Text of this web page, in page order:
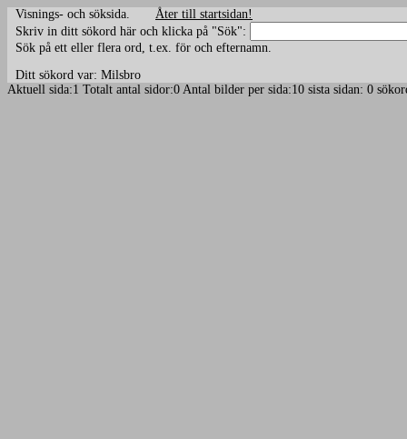
Visnings- och söksida. Åter till startsidan!
Skriv in ditt sökord här och klicka på "Sök":
Sök på ett eller flera ord, t.ex. för och efternamn.
Ditt sökord var: Milsbro
Aktuell sida:1 Totalt antal sidor:0 Antal bilder per sida:10 sista sidan: 0